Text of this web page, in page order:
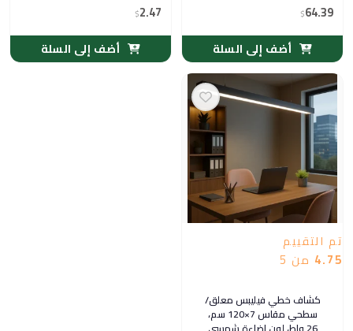
$64.39
أضف إلى السلة
$2.47
أضف إلى السلة
تم التقييم
4.75 من 5
كشاف خطي فيليبس معلق/
سطحي مقاس 7×120 سم،